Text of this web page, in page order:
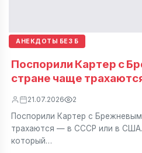
АНЕКДОТЫ БЕЗ Б
Поспорили Картер с
стране чаще
21.07.2026 2
Поспорили Картер с
трахаются — в СССР или в США.
который…